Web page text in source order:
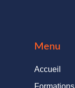
Menu
Accueil